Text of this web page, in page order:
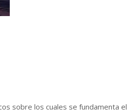
sobre los cuales se fundamenta el